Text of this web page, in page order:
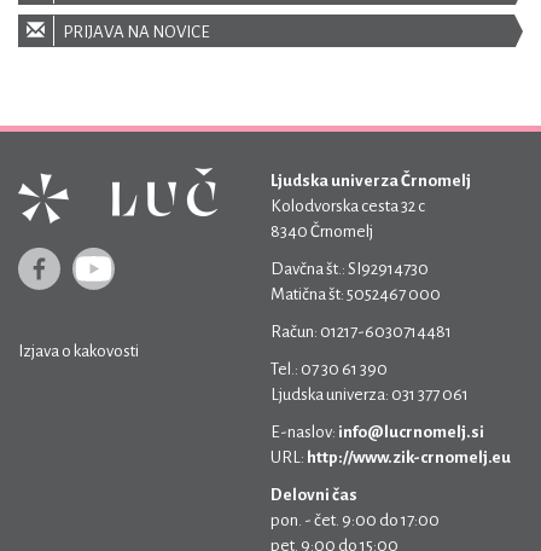
PRIJAVA NA NOVICE
Izjava o kakovosti
Ljudska univerza Črnomelj
Kolodvorska cesta 32 c
8340 Črnomelj
Davčna št.: SI92914730
Matična št: 5052467 000
Račun: 01217-6030714481
Tel.: 07 30 61 390
Ljudska univerza: 031 377 061
E-naslov: info@lucrnomelj.si
URL: http://www.zik-crnomelj.eu
Delovni čas
pon. - čet. 9:00 do 17:00
pet. 9:00 do 15:00